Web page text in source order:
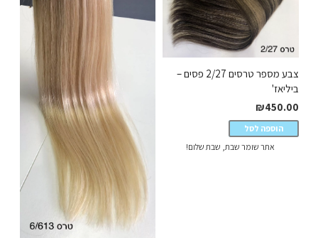
צבע מספר טרסים 2/27 פסים –
ביליאז'
₪450.00
הוספה לסל
אתר שומר שבת, שבת שלום!